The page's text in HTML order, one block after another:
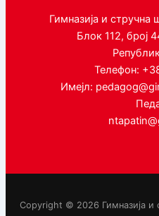
Гимназија и стручна
Блок 112, број
Телефон:
Имејл:
Copyright © 2026 Гимназија и